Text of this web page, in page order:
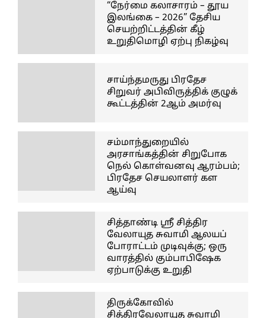
“நேர்மை கலாசாரம் – தூய
இலங்கை – 2026” தேசிய
செயற்றிட்டத்தின் கீழ்
உறுதிமொழி ஏற்பு நிகழ்வு
சாய்ந்தமருது பிரதேச
சிறுவர் அபிவிருத்திக் குழுக்
கூட்டத்தின் 2ஆம் அமர்வு
சம்மாந்துறையில்
அரசாங்கத்தின் சிறுபோக
நெல் கொள்வனவு ஆரம்பம்;
பிரதேச செயலாளர் கள
ஆய்வு
சித்தாண்டி ஸ்ரீ சித்திர
வேலாயுத சுவாமி ஆலயப்
போராட்டம் முடிவுக்கு; ஒரு
வாரத்தில் கும்பாபிஷேக
ஏற்பாடுக்கு உறுதி
திருக்கோவில்
சித்திரவேலாயுத சுவாமி